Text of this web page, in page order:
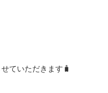
ていただきます🧳